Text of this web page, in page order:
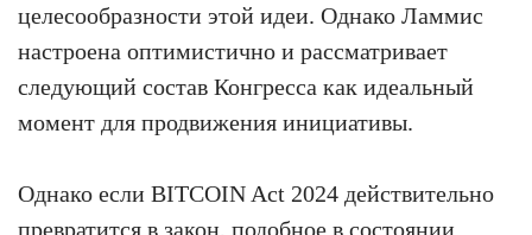
целесообразности этой идеи. Однако Ламмис
настроена оптимистично и рассматривает
следующий состав Конгресса как идеальный
момент для продвижения инициативы.
Однако если BITCOIN Act 2024 действительно
превратится в закон, подобное в состоянии